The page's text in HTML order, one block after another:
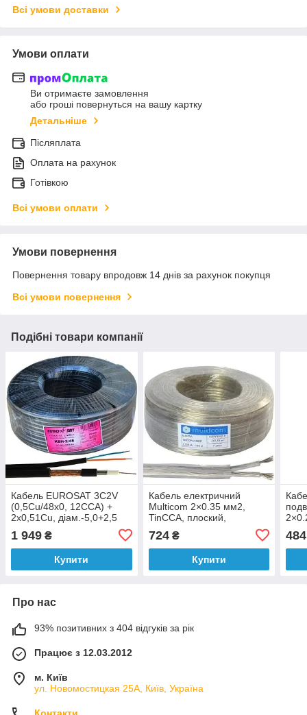
Всі умови доставки
Умови оплати
Ви отримаєте замовлення
або гроші повернуться на вашу картку
Детальніше
Післяплата
Оплата на рахунок
Готівкою
Всі умови оплати
Умови повернення
Повернення товару впродовж 14 днів за рахунок покупця
Всі умови повернення
Подібні товари компанії
Кабель EUROSAT 3C2V
(0,5Cu/48x0, 12CCA) +
2x0,51Cu, діам.-5,0+2,5
1 949 ₴
Купити
Кабель електричний
Multicom 2×0.35 мм2,
TinCCA, плоский,
724₴
Купити
484
Про нас
93% позитивних з 404 відгуків за рік
Працює з 12.03.2012
м. Київ
ул. Новомостицкая 25А, Київ, Україна